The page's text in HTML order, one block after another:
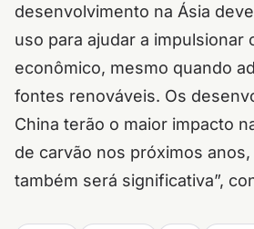
desenvolvimento na Ásia
uso para ajudar a impulsionar
econômico, mesmo quando
fontes renováveis. Os
China terão o maior impacto
de carvão nos próximos anos,
também será significativa”,